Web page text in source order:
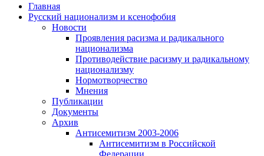
Главная
Русский национализм и ксенофобия
Новости
Проявления расизма и радикального
национализма
Противодействие расизму и радикальному
национализму
Нормотворчество
Мнения
Публикации
Документы
Архив
Антисемитизм 2003-2006
Антисемитизм в Российской
Федерации